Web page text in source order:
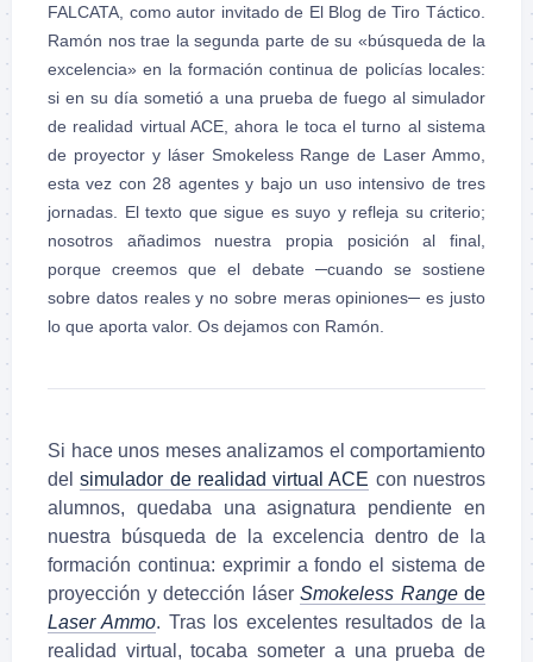
FALCATA, como autor invitado de El Blog de Tiro Táctico.
Ramón nos trae la segunda parte de su «búsqueda de la
excelencia» en la formación continua de policías locales:
si en su día sometió a una prueba de fuego al simulador
de realidad virtual ACE, ahora le toca el turno al sistema
de proyector y láser Smokeless Range de Laser Ammo,
esta vez con 28 agentes y bajo un uso intensivo de tres
jornadas. El texto que sigue es suyo y refleja su criterio;
nosotros añadimos nuestra propia posición al final,
porque creemos que el debate ─cuando se sostiene
sobre datos reales y no sobre meras opiniones─ es justo
lo que aporta valor. Os dejamos con Ramón.
Si hace unos meses analizamos el comportamiento
delsimulador de realidad virtual ACE con nuestros
alumnos, quedaba una asignatura pendiente en
nuestra búsqueda de la excelencia dentro de la
formación continua: exprimir a fondo el sistema de
proyección y detección láser Smokeless Rangede
Laser Ammo. Tras los excelentes resultados de la
realidad virtual, tocaba someter a una prueba de